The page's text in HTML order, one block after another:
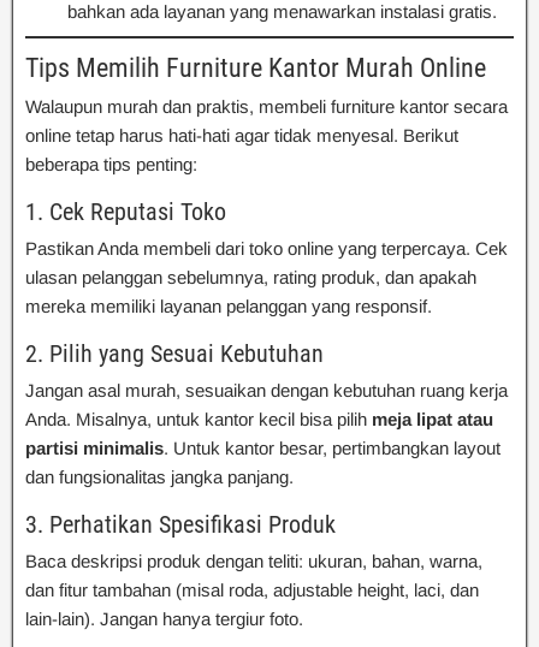
bahkan ada layanan yang menawarkan instalasi gratis.
Tips Memilih Furniture Kantor Murah Online
Walaupun murah dan praktis, membeli furniture kantor secara
online tetap harus hati-hati agar tidak menyesal. Berikut
beberapa tips penting:
1. Cek Reputasi Toko
Pastikan Anda membeli dari toko online yang terpercaya. Cek
ulasan pelanggan sebelumnya, rating produk, dan apakah
mereka memiliki layanan pelanggan yang responsif.
2. Pilih yang Sesuai Kebutuhan
Jangan asal murah, sesuaikan dengan kebutuhan ruang kerja
Anda. Misalnya, untuk kantor kecil bisa pilih meja lipat atau
partisi minimalis. Untuk kantor besar, pertimbangkan layout
dan fungsionalitas jangka panjang.
3. Perhatikan Spesifikasi Produk
Baca deskripsi produk dengan teliti: ukuran, bahan, warna,
dan fitur tambahan (misal roda, adjustable height, laci, dan
lain-lain). Jangan hanya tergiur foto.